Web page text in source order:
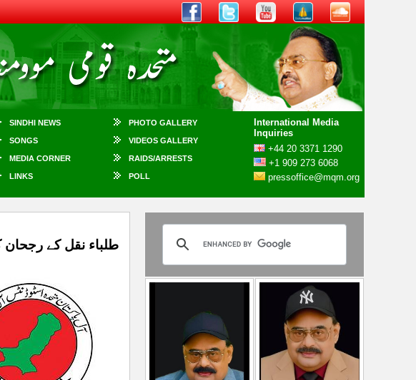
SINDHI NEWS PHOTO GALLERY
International Media
Inquiries
+44 20 3371 1290
+1 909 273 6068
pressoffice@mqm.org
SONGS VIDEOS GALLERY
MEDIA CORNER RAIDS/ARRESTS
LINKS
POLL
طلباء نقل کے رجحان